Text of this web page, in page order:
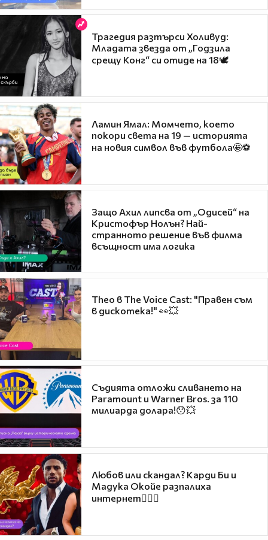
Трагедия разтърси Холивуд:
Младата звезда от „Годзила
срещу Конг“ си отиде на 18🕊️
Ламин Ямал: Момчето, което
покори света на 19 — историята
на новия символ във футбола🤩⚽
Защо Ахил липсва от „Одисей“ на
Кристофър Нолън? Най-
странното решение във филма
всъщност има логика
Theo в The Voice Cast: "Правен съм
в дискотека!" 👀💥
Съдията отложи сливането на
Paramount и Warner Bros. за 110
милиарда долара!😯💥
Любов или скандал? Карди Би и
Мадука Окойе разпалиха
интернет❤️‍🔥🔥